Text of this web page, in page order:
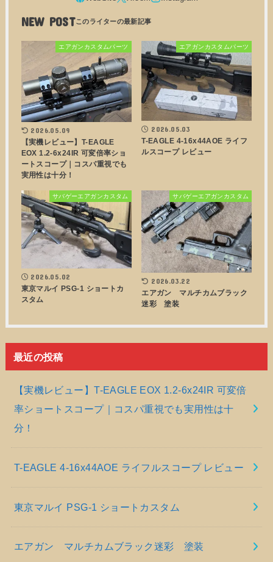
NEW POST
エアガンカスタムパーツ
2026.05.09
【実機レビュー】T-EAGLE
EOX 1.2-6x24IR 可変倍率ショ
ートスコープ｜コスパ重視でも
実用性は十分！
エアガンカスタムパーツ
2026.05.03
T-EAGLE 4-16x44AOE ライフ
ルスコープ レビュー
サバゲーエアガンカスタム
2026.05.02
東京マルイ PSG-1 ショートカ
スタム
サバゲーエアガンカスタム
2026.03.22
エアガン マルチカムブラック
迷彩 塗装
最近の投稿
【実機レビュー】T-EAGLE EOX 1.2-6x24IR 可変倍
率ショートスコープ｜コスパ重視でも実用性は十
分！
T-EAGLE 4-16x44AOE ライフルスコープ レビュー
東京マルイ PSG-1 ショートカスタム
エアガン マルチカムブラック迷彩 塗装